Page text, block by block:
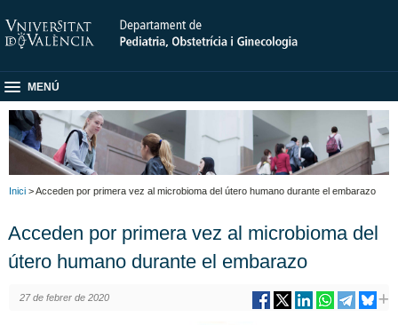
MENÚ
Inici > Acceden por primera vez al microbioma del útero humano durante el embarazo
Acceden por primera vez al microbioma del
útero humano durante el embarazo
27 de febrer de 2020